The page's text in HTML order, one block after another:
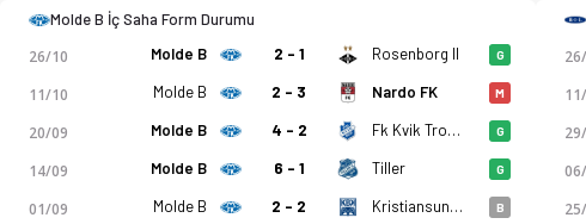
Molde B İç Saha Form Durumu
26/10 Molde B 2 - 1 Rosenborg II G
11/10 Molde B 2 - 3 Nardo FK M
20/09 Molde B 4 - 2 Fk Kvik Trondheim G
14/09 Molde B 6 - 1 Tiller G
01/09 Molde B 2 - 2 Kristiansund BK 2 B